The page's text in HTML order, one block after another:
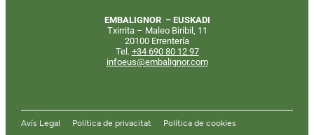
EMBALIGNOR – EUSKADI
Txirrita – Maleo Biribil, 11
20100 Errentería
Tel. +34 690 80 12 97
infoeus@embalignor.com
Avís Legal Política de privacitat Política de cookies